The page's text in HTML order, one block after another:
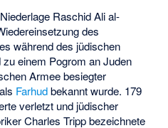
Raschid Ali al-
des
während des jüdischen
zu einem Pogrom an Juden
Armee besiegter
Farhudbekannt wurde. 179
verletzt und jüdischer
Charles Tripp bezeichnete